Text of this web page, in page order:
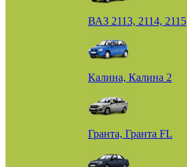
ВАЗ 2113, 2114, 2115
Калина, Калина 2
Гранта, Гранта FL